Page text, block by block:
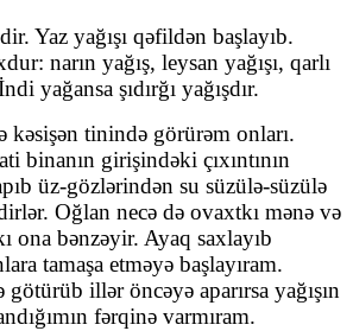
Yaz yağışı qəfildən başlayıb.
narın yağış, leysan yağışı, qarlı
yağansa şıdırğı yağışdır.
kəsişən tinində görürəm onları.
binanın girişindəki çıxıntının
üz-gözlərindən su süzülə-süzülə
Oğlan necə də ovaxtkı mənə və
ona bənzəyir. Ayaq saxlayıb
tamaşa etməyə başlayıram.
illər öncəyə aparırsa yağışın
fərqinə varmıram.